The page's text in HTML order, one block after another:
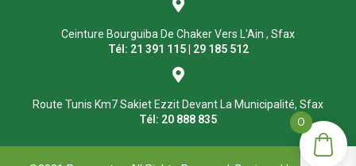
Ceinture Bourguiba De Chaker Vers L'Ain , Sfax
Tél: 21 391 115 | 29 185 512
Route Tunis Km7 Sakiet Ezzit Devant La Municipalité, Sfax
Tél: 20 888 835
0